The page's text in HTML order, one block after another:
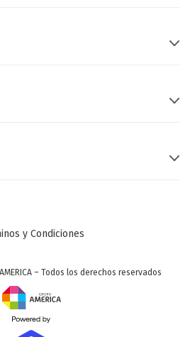
y Condiciones
– Todos los derechos reservados